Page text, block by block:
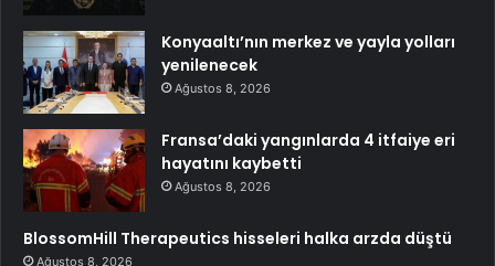
Konyaaltı’nın merkez ve yayla yolları
yenilenecek
Ağustos 8, 2026
Fransa’daki yangınlarda 4 itfaiye eri
hayatını kaybetti
Ağustos 8, 2026
BlossomHill Therapeutics hisseleri halka arzda düştü
Ağustos 8, 2026